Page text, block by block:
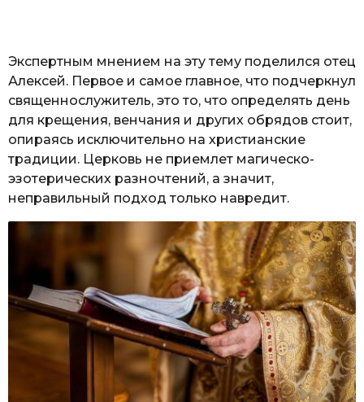
Экспертным мнением на эту тему поделился отец
Алексей. Первое и самое главное, что подчеркнул
священнослужитель, это то, что определять день
для крещения, венчания и других обрядов стоит,
опираясь исключительно на христианские
традиции. Церковь не приемлет магическо-
эзотерических разночтений, а значит,
неправильный подход только навредит.